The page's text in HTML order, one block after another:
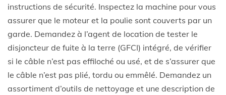
instructions de sécurité. Inspectez la machine pour vous
assurer que le moteur et la poulie sont couverts par un
garde. Demandez à l’agent de location de tester le
disjoncteur de fuite à la terre (GFCI) intégré, de vérifier
si le câble n’est pas effiloché ou usé, et de s’assurer que
le câble n’est pas plié, tordu ou emmêlé. Demandez un
assortiment d’outils de nettoyage et une description de